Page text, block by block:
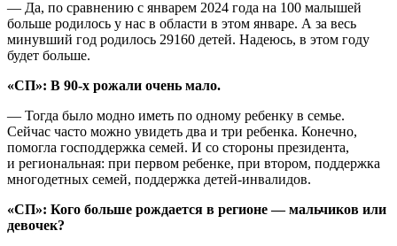
— Да, по сравнению с январем 2024 года на 100 малышей
больше родилось у нас в области в этом январе. А за весь
минувший год родилось 29160 детей. Надеюсь, в этом году
будет больше.
«СП»: В 90-х рожали очень мало.
— Тогда было модно иметь по одному ребенку в семье.
Сейчас часто можно увидеть два и три ребенка. Конечно,
помогла господдержка семей. И со стороны президента,
и региональная: при первом ребенке, при втором, поддержка
многодетных семей, поддержка детей-инвалидов.
«СП»: Кого больше рождается в регионе — мальчиков или
девочек?